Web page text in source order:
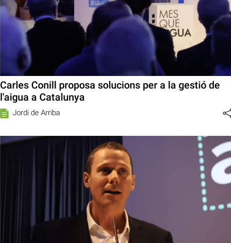
Carles Conill proposa solucions per a la gestió de
l'aigua a Catalunya
Jordi de Arriba